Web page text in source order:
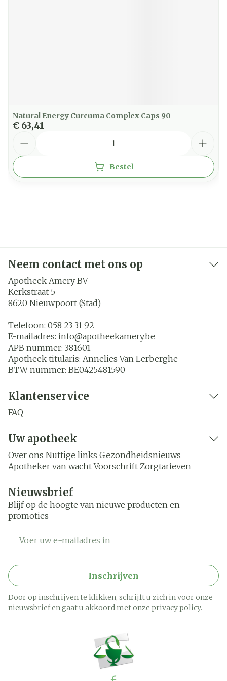
Natural Energy Curcuma Complex Caps 90
€ 63,41
Bestel
Neem contact met ons op
Apotheek Amery BV
Kerkstraat 5
8620 Nieuwpoort (Stad)
Telefoon: 058 23 31 92
E-mailadres: info@apotheekamery.be
APB nummer: 381601
Apotheek titularis: Annelies Van Lerberghe
BTW nummer: BE0425481590
Klantenservice
FAQ
Uw apotheek
Over ons Nuttige links Gezondheidsnieuws
Apotheker van wacht Voorschrift Zorgtarieven
Nieuwsbrief
Blijf op de hoogte van nieuwe producten en
promoties
Inschrijven
Door op inschrijven te klikken, schrijft u zich in voor onze
nieuwsbrief en gaat u akkoord met onze privacy policy.